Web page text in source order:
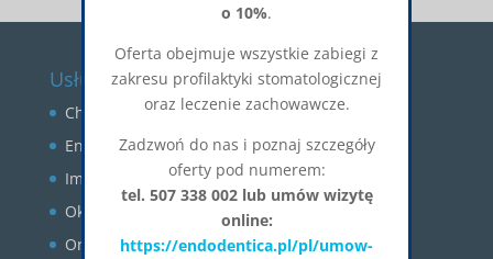
Usługi
Chirurgia stomatologiczna
Endodoncja
Implantologia
Okluzja
Ortodoncja
o 10%.
Oferta obejmuje wszystkie zabiegi z
zakresu profilaktyki stomatologicznej
oraz leczenie zachowawcze.
Zadzwoń do nas i poznaj szczegóły
oferty pod numerem:
tel. 507 338 002 lub umów wizytę
online:
https://endodentica.pl/pl/umow-